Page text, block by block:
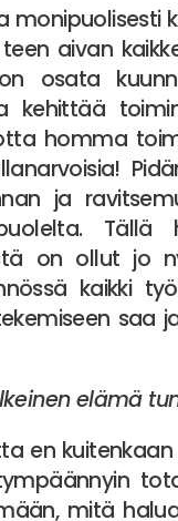
monipuolisesti
aivan
osata
kehittää
homma
ja
Tällä
on ollut jo
kaikki
saa
elämä
en
mitä